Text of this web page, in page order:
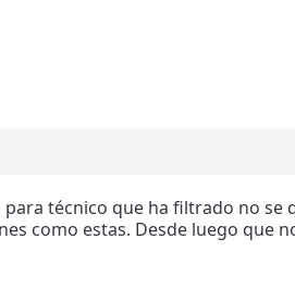
técnico que ha filtrado no se
como estas. Desde luego que